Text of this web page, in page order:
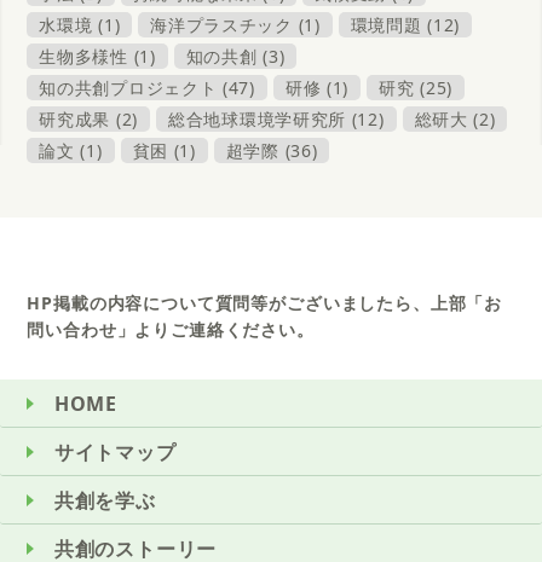
水環境 (1)
海洋プラスチック (1)
環境問題 (12)
生物多様性 (1)
知の共創 (3)
知の共創プロジェクト (47)
研修 (1)
研究 (25)
研究成果 (2)
総合地球環境学研究所 (12)
総研大 (2)
論文 (1)
貧困 (1) 超学際 (36)
HP掲載の内容について質問等がございましたら、上部「お
問い合わせ」よりご連絡ください。
HOME
サイトマップ
共創を学ぶ
共創のストーリー